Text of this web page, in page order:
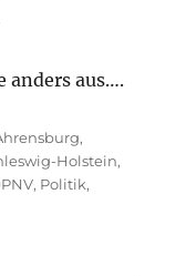
anders aus….
,
Holstein,
, Politik,